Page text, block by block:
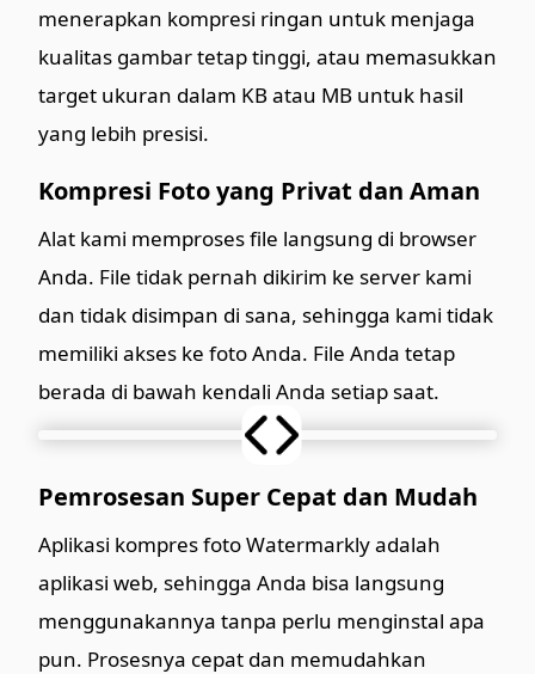
menerapkan kompresi ringan untuk menjaga
kualitas gambar tetap tinggi, atau memasukkan
target ukuran dalam KB atau MB untuk hasil
yang lebih presisi.
Kompresi Foto yang Privat dan Aman
Alat kami memproses file langsung di browser
Anda. File tidak pernah dikirim ke server kami
dan tidak disimpan di sana, sehingga kami tidak
memiliki akses ke foto Anda. File Anda tetap
berada di bawah kendali Anda setiap saat.
Pemrosesan Super Cepat dan Mudah
Aplikasi kompres foto Watermarkly adalah
aplikasi web, sehingga Anda bisa langsung
menggunakannya tanpa perlu menginstal apa
pun. Prosesnya cepat dan memudahkan